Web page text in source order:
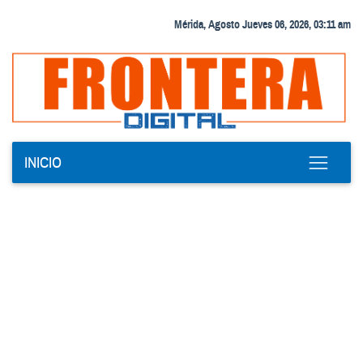
Mérida, Agosto Jueves 06, 2026, 03:11 am
INICIO